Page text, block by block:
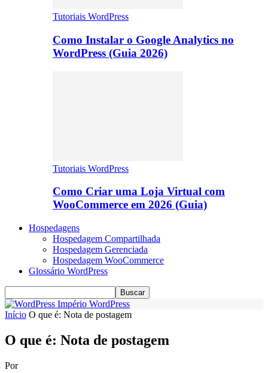
Tutoriais WordPress
Como Instalar o Google Analytics no
WordPress (Guia 2026)
Tutoriais WordPress
Como Criar uma Loja Virtual com
WooCommerce em 2026 (Guia)
Hospedagens
Hospedagem Compartilhada
Hospedagem Gerenciada
Hospedagem WooCommerce
Glossário WordPress
Império WordPress
Início O que é: Nota de postagem
O que é: Nota de postagem
Por